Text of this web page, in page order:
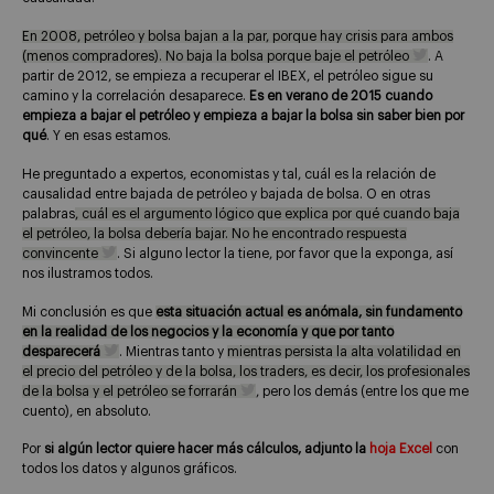
En 2008, petróleo y bolsa bajan a la par, porque hay crisis para ambos
(menos compradores). No baja la bolsa porque baje el petróleo
. A
partir de 2012, se empieza a recuperar el IBEX, el petróleo sigue su
camino y la correlación desaparece. Es en verano de 2015 cuando
empieza a bajar el petróleo y empieza a bajar la bolsa sin saber bien por
qué. Y en esas estamos.
He preguntado a expertos, economistas y tal, cuál es la relación de
causalidad entre bajada de petróleo y bajada de bolsa. O en otras
palabras, cuál es el argumento lógico que explica por qué cuando baja
el petróleo, la bolsa debería bajar. No he encontrado respuesta
convincente
. Si alguno lector la tiene, por favor que la exponga, así
nos ilustramos todos.
Mi conclusión es que esta situación actual es anómala, sin fundamento
en la realidad de los negocios y la economía y que por tanto
desparecerá
. Mientras tanto y mientras persista la alta volatilidad en
el precio del petróleo y de la bolsa, los traders, es decir, los profesionales
de la bolsa y el petróleo se forrarán
, pero los demás (entre los que me
cuento), en absoluto.
Por si algún lector quiere hacer más cálculos, adjunto la hoja Excel con
todos los datos y algunos gráficos.